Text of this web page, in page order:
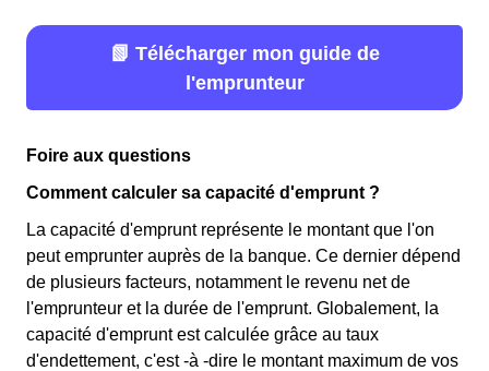
📗 Télécharger mon guide de
l'emprunteur
Foire aux questions
Comment calculer sa capacité d'emprunt ?
La capacité d'emprunt représente le montant que l'on
peut emprunter auprès de la banque. Ce dernier dépend
de plusieurs facteurs, notamment le revenu net de
l'emprunteur et la durée de l'emprunt. Globalement, la
capacité d'emprunt est calculée grâce au taux
d'endettement, c'est -à -dire le montant maximum de vos